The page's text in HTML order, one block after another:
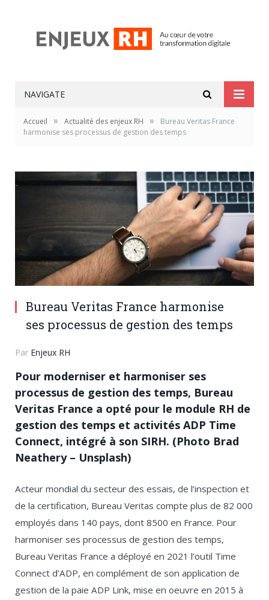
NAVIGATE
Accueil » Actualité des enjeux RH »
Bureau Veritas France
harmonise ses processus de gestion des temps
Bureau Veritas France harmonise
ses processus de gestion des temps
Par Enjeux RH
Pour moderniser et harmoniser ses
processus de gestion des temps, Bureau
Veritas France a opté pour le module RH de
gestion des temps et activités ADP Time
Connect, intégré à son SIRH. (Photo Brad
Neathery – Unsplash)
Acteur mondial du secteur des essais, de l’inspection et
de la certification, Bureau Veritas compte plus de 82 000
employés dans 140 pays, dont 8500 en France. Pour
harmoniser ses processus de gestion des temps,
Bureau Veritas France a déployé en 2021 l’outil Time
Connect d’ADP, en complément de son application de
gestion de la paie ADP Link, mise en oeuvre en 2015 à